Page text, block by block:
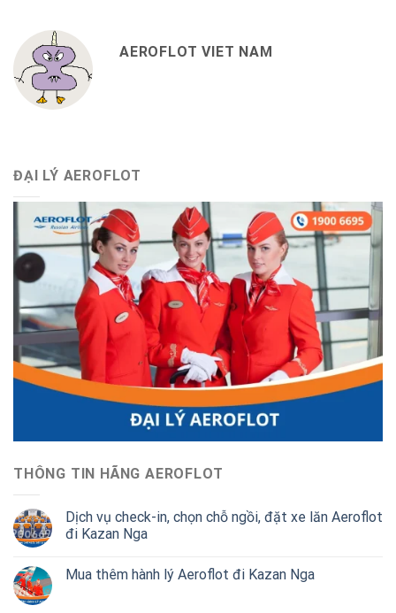
AEROFLOT VIET NAM
ĐẠI LÝ AEROFLOT
THÔNG TIN HÃNG AEROFLOT
Dịch vụ check-in, chọn chỗ ngồi, đặt xe lăn Aeroflot
đi Kazan Nga
Mua thêm hành lý Aeroflot đi Kazan Nga